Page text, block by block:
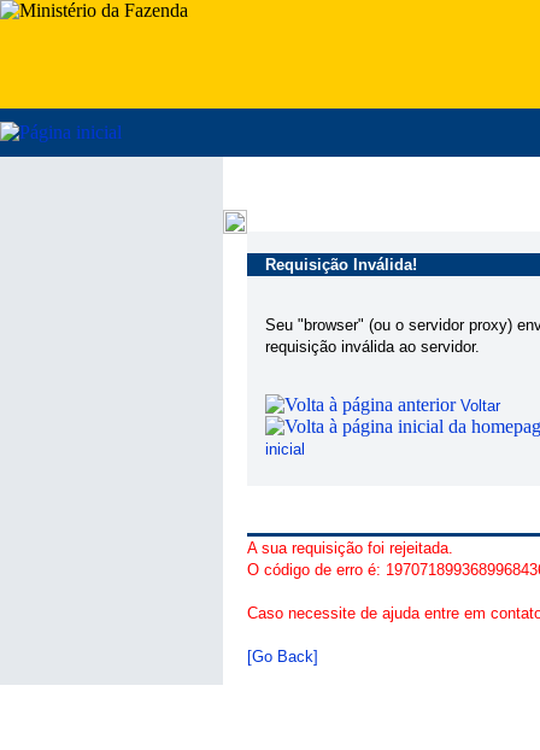
Requisição Inválida!
Seu "browser" (ou o servidor proxy)
requisição inválida ao servidor.
Voltar
inicial
A sua requisição foi rejeitada.
O código de erro é:
Caso necessite de ajuda entre em
[Go Back]